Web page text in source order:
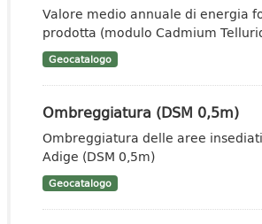
Valore medio annuale di energia
prodotta (modulo Cadmium
Geocatalogo
Ombreggiatura (DSM 0,5m)
Ombreggiatura delle aree
Adige (DSM 0,5m)
Geocatalogo